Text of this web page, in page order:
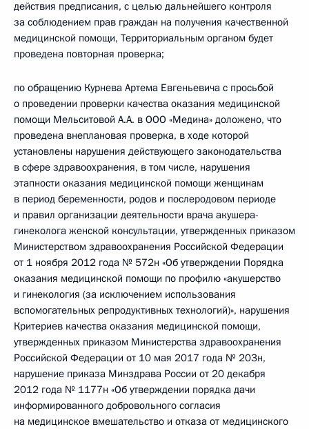
действия предписания, с целью дальнейшего контроля
за соблюдением прав граждан на получения качественной
медицинской помощи, Территориальным органом будет
проведена повторная проверка;
по обращению Курнева Артема Евгеньевича с просьбой
о проведении проверки качества оказания медицинской
помощи Мельситовой А.А. в ООО «Медина» доложено, что
проведена внеплановая проверка, в ходе которой
установлены нарушения действующего законодательства
в сфере здравоохранения, в том числе, нарушения
этапности оказания медицинской помощи женщинам
в период беременности, родов и послеродовом периоде
и правил организации деятельности врача акушера-
гинеколога женской консультации, утвержденных приказом
Министерством здравоохранения Российской Федерации
от 1 ноября 2012 года № 572н «Об утверждении Порядка
оказания медицинской помощи по профилю «акушерство
и гинекология (за исключением использования
вспомогательных репродуктивных технологий)», нарушения
Критериев качества оказания медицинской помощи,
утвержденных приказом Министерства здравоохранения
Российской Федерации от 10 мая 2017 года № 203н,
нарушение приказа Минздрава России от 20 декабря
2012 года № 1177н «Об утверждении порядка дачи
информированного добровольного согласия
на медицинское вмешательство и отказа от медицинского